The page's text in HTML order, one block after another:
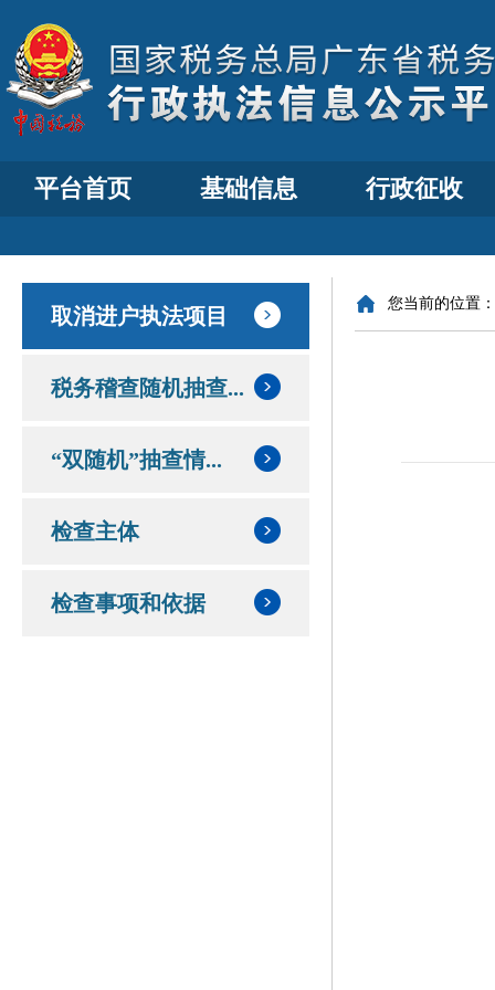
平台首页 基础信息 行政征收
取消进户执法项目
税务稽查随机抽查...
“双随机”抽查情...
检查主体
检查事项和依据
您当前的位置